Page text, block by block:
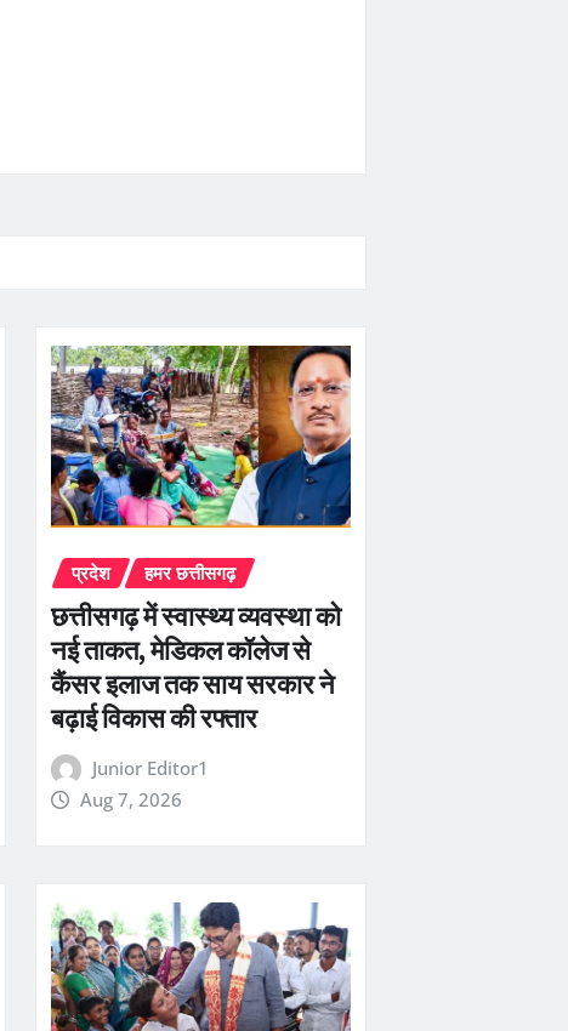
प्रदेश हमर छत्तीसगढ़
छत्तीसगढ़ में स्वास्थ्य व्यवस्था को
नई ताकत, मेडिकल कॉलेज से
कैंसर इलाज तक साय सरकार ने
बढ़ाई विकास की रफ्तार
Junior Editor1
Aug 7, 2026